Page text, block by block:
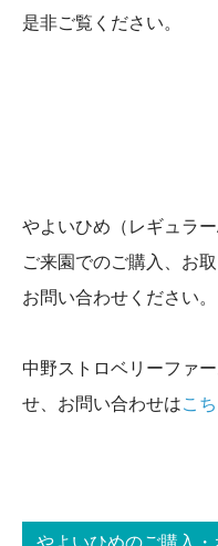
是非ご覧ください。
やよいひめ（レギュラ
ご来園でのご購入、お
お問い合わせください。
中野ストロベリーファ
せ、お問い合わせはこ
やよいひめのご購入